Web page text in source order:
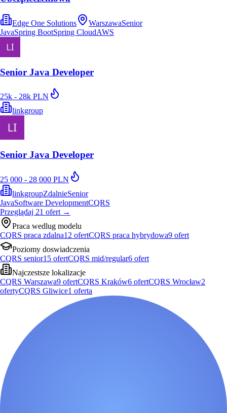
Edge One Solutions WarszawaSenior
JavaSpring BootSpring CloudAWS
Senior Java Developer
25k - 28k PLN
linkgroup
Senior Java Developer
25 000 - 28 000 PLN
linkgroupZdalnieSenior
JavaSoftware DevelopmentCQRS
Przeglądaj 21 ofert →
Praca wedlug modelu
CQRS praca zdalna12 ofertCQRS praca hybrydowa9 ofert
Poziomy doswiadczenia
CQRS senior15 ofertCQRS mid/regular6 ofert
Najczestsze lokalizacje
CQRS Warszawa9 ofertCQRS Kraków6 ofertCQRS Wrocław2
ofertyCQRS Gliwice1 oferta